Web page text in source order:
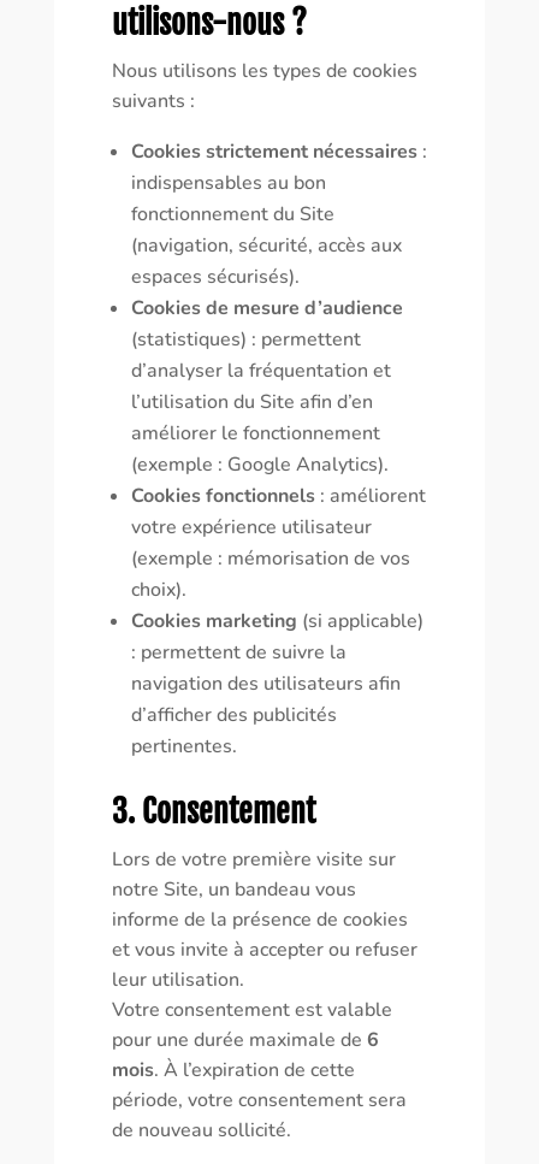
utilisons-nous ?
Nous utilisons les types de cookies
suivants :
Cookies strictement nécessaires:
indispensables au bon
fonctionnement du Site
(navigation, sécurité, accès aux
espaces sécurisés).
Cookies de mesure d’audience
(statistiques) : permettent
d’analyser la fréquentation et
l’utilisation du Site afin d’en
améliorer le fonctionnement
(exemple : Google Analytics).
Cookies fonctionnels: améliorent
votre expérience utilisateur
(exemple : mémorisation de vos
choix).
Cookies marketing (si applicable)
: permettent de suivre la
navigation des utilisateurs afin
d’afficher des publicités
pertinentes.
3. Consentement
Lors de votre première visite sur
notre Site, un bandeau vous
informe de la présence de cookies
et vous invite à accepter ou refuser
leur utilisation.
Votre consentement est valable
pour une durée maximale de 6
mois. À l’expiration de cette
période, votre consentement sera
de nouveau sollicité.